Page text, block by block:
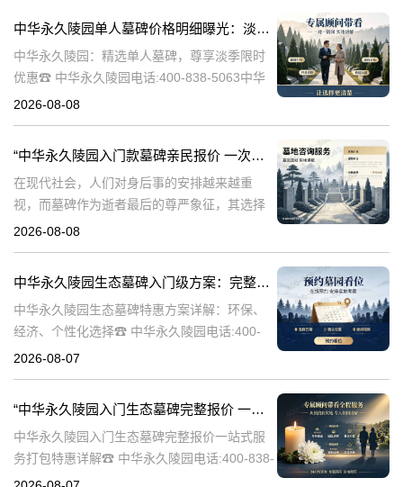
中华永久陵园单人墓碑价格明细曝光：淡季下单立省数千，限时优惠深度解析
中华永久陵园：精选单人墓碑，尊享淡季限时
优惠☎ 中华永久陵园电话:400-838-5063中华
永久陵园，作为国内知名的陵园品牌，始终以
2026-08-08
“中华永久陵园入门款墓碑亲民报价 一次性付清享折上折：超值优惠与便捷选择的完美结合”
在现代社会，人们对身后事的安排越来越重
视，而墓碑作为逝者最后的尊严象征，其选择
与设计也变得尤为重要。中华永久陵园作为中
和
2026-08-08
中华永久陵园生态墓碑入门级方案：完整报价与一站式服务打包特惠解析
中华永久陵园生态墓碑特惠方案详解：环保、
经济、个性化选择☎ 中华永久陵园电话:400-
838-5063随着人们对身后事的关注度提升，选
2026-08-07
“中华永久陵园入门生态墓碑完整报价 一站式服务打包特惠详解”
中华永久陵园入门生态墓碑完整报价一站式服
务打包特惠详解☎ 中华永久陵园电话:400-838-
5063中华永久陵园作为国内知名的陵园之一，